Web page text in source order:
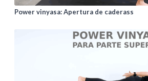
Power vinyasa: Apertura de caderass